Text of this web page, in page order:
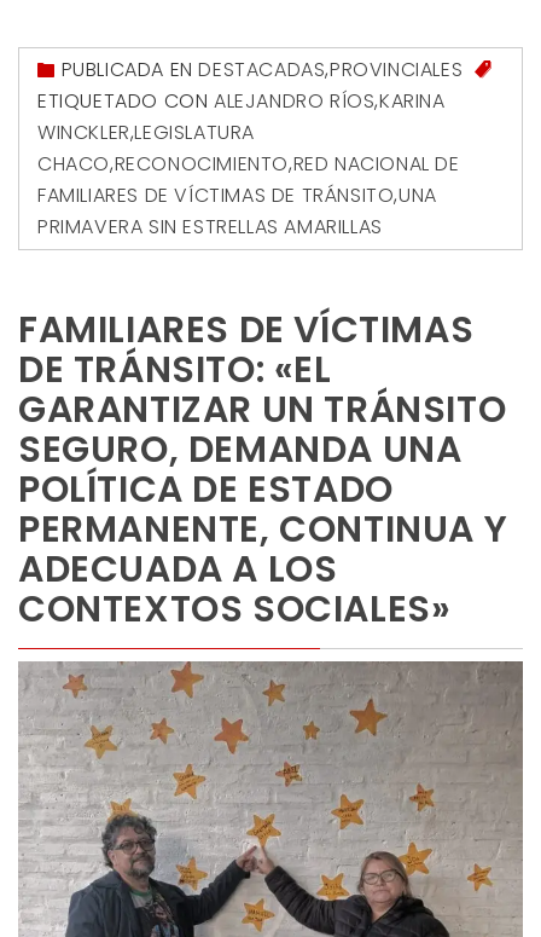
PUBLICADA ENDESTACADAS,PROVINCIALES
ETIQUETADO CON ALEJANDRO RÍOS,KARINA
WINCKLER,LEGISLATURA
CHACO,RECONOCIMIENTO,RED NACIONAL DE
FAMILIARES DE VÍCTIMAS DE TRÁNSITO,UNA
PRIMAVERA SIN ESTRELLAS AMARILLAS
FAMILIARES DE VÍCTIMAS
DE TRÁNSITO: «EL
GARANTIZAR UN TRÁNSITO
SEGURO, DEMANDA UNA
POLÍTICA DE ESTADO
PERMANENTE, CONTINUA Y
ADECUADA A LOS
CONTEXTOS SOCIALES»